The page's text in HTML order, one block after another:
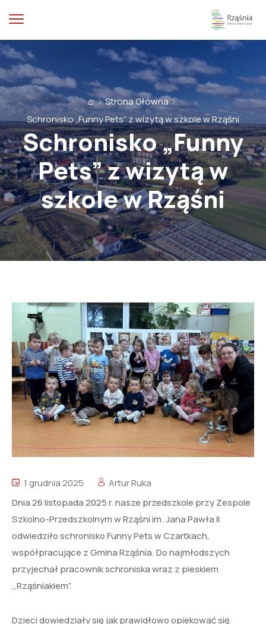
⌂
Strona Główna
Schronisko „Funny Pets” z wizytą w szkole w Rząśni
Schronisko „Funny
Pets” z wizytą w
szkole w Rząśni
1 grudnia 2025
Artur Ruka
Dnia 26 listopada 2025 r. nasze przedszkole przy Zespole
Szkolno-Przedszkolnym w Rząśni im. Jana Pawła II
odwiedziło schronisko Funny Pets w Czartkach,
współpracujące z Gmina Rząśnia. Do najmłodszych
przyjechał pracownik schroniska wraz z pieskiem
,,Rząśniakiem”.
Dzieci dowiedziały się jak prawidłowo opiekować się